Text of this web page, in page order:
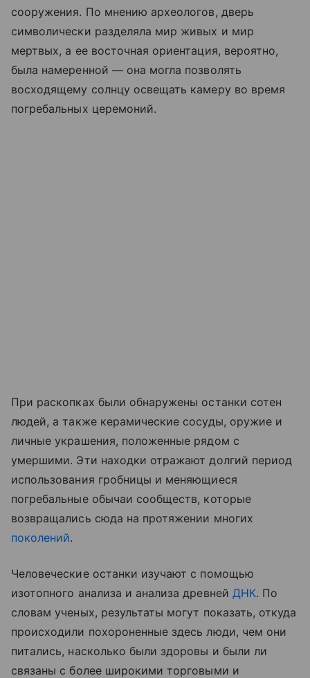
сооружения. По мнению археологов, дверь
символически разделяла мир живых и мир
мертвых, а ее восточная ориентация, вероятно,
была намеренной — она могла позволять
восходящему солнцу освещать камеру во время
погребальных церемоний.
При раскопках были обнаружены останки сотен
людей, а также керамические сосуды, оружие и
личные украшения, положенные рядом с
умершими. Эти находки отражают долгий период
использования гробницы и меняющиеся
погребальные обычаи сообществ, которые
возвращались сюда на протяжении многих
поколений.
Человеческие останки изучают с помощью
изотопного анализа и анализа древней ДНК. По
словам ученых, результаты могут показать, откуда
происходили похороненные здесь люди, чем они
питались, насколько были здоровы и были ли
связаны с более широкими торговыми и